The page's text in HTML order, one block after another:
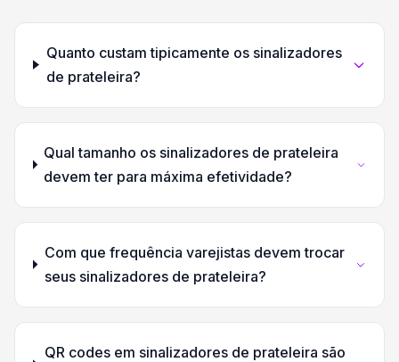
Quanto custam tipicamente os sinalizadores
de prateleira?
Qual tamanho os sinalizadores de prateleira
devem ter para máxima efetividade?
Com que frequência varejistas devem trocar
seus sinalizadores de prateleira?
QR codes em sinalizadores de prateleira são